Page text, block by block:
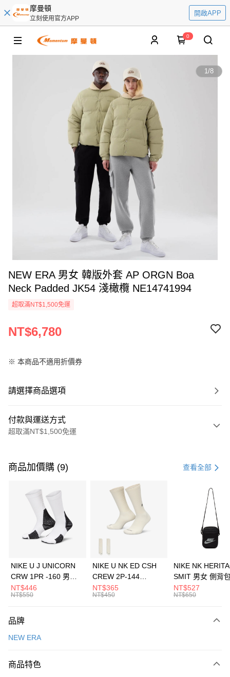
摩曼頓
立刻使用官方APP
開啟APP
0
1/8
NEW ERA 男女 韓版外套 AP ORGN Boa
Neck Padded JK54 淺橄欖 NE14741994
超取滿NT$1,500免運
NT$6,780
※ 本商品不適用折價券
請選擇商品選項
付款與運送方式
超取滿NT$1,500免運
信用卡一次付款
3 期 0 利率 每期 21家銀行
合作金庫商業銀行
第一商業銀行
華南商業銀行
彰化商業銀行
上海商業儲蓄銀行
元大商業銀行
台灣樂天信用卡公司
Apple Pay
全盈+PAY
AFTEE先享後付
【關於「AFTEE先享後付」】
便利好安心！
３．安心：先確認商品／服務後，再付款。
運送方式
每筆NT$100，滿NT$1,500(含以上)免運費
商品加價購 (9) 查看全部
NIKE U J UNICORN
CRW 1PR -160 男女
中統襪 FZ3393100
NT$446
NT$550
NIKE U NK ED CSH
CREW 2P-144
EMBRDY 男女 短統襪
FZ3073133
NT$365
NT$450
NIKE NK
SMIT 男女 側背
BA5871010
NT$527
NT$650
品牌
NEW ERA
商品特色